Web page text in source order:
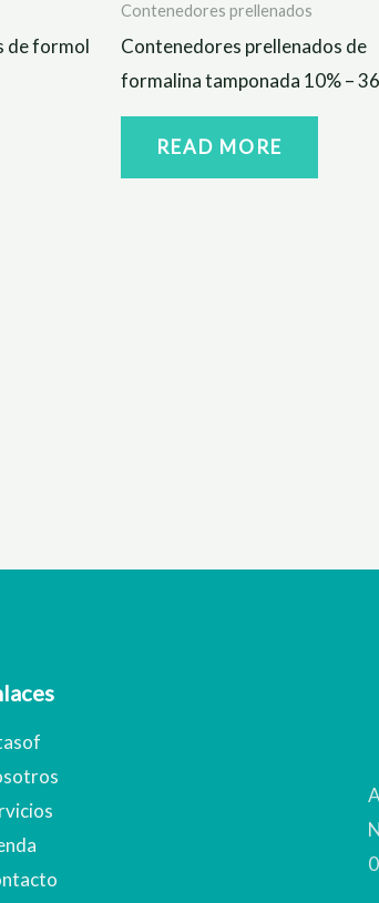
de formol
Contenedores prellenados
Contenedores prellenados de
formalina tamponada 10% –
READ MORE